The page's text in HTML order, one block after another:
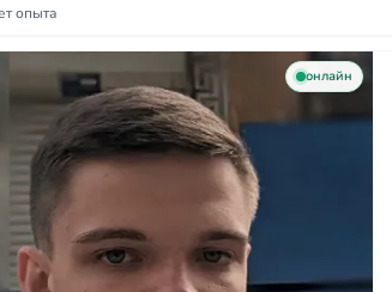
опыта
онлайн